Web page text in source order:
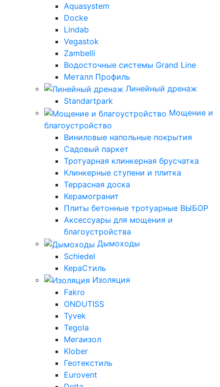
Aquasystem
Docke
Lindab
Vegastok
Zambelli
Водосточные системы Grand Line
Металл Профиль
Линейный дренаж
Standartpark
Мощение и
благоустройство
Виниловые напольные покрытия
Садовый паркет
Тротуарная клинкерная брусчатка
Клинкерные ступени и плитка
Террасная доска
Керамогранит
Плиты бетонные тротуарные ВЫБОР
Аксессуары для мощения и
благоустройства
Дымоходы
Schiedel
КераСтиль
Изоляция
Fakro
ONDUTISS
Tyvek
Tegola
Мегаизол
Klober
Геотекстиль
Eurovent